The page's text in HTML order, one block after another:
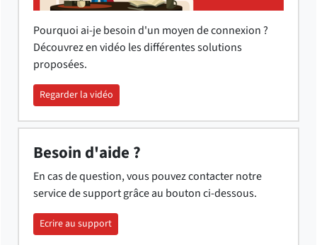
Pourquoi ai-je besoin d'un moyen de connexion ?
Découvrez en vidéo les différentes solutions
proposées.
Regarder la vidéo
Besoin d'aide ?
En cas de question, vous pouvez contacter notre
service de support grâce au bouton ci-dessous.
Ecrire au support